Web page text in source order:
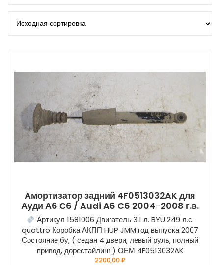
Амортизатор задний 4F0513032AK для
Ауди А6 С6 / Audi A6 C6 2004-2008 г.в.
Артикул 1581006 Двигатель 3.1 л. BYU 249 л.с.
quattro Коробка АКПП HUP JMM год выпуска 2007
Состояние бу, ( седан 4 двери, левый руль, полный
привод, дорестайлинг ) ОЕМ 4F0513032AK
2200,00₽